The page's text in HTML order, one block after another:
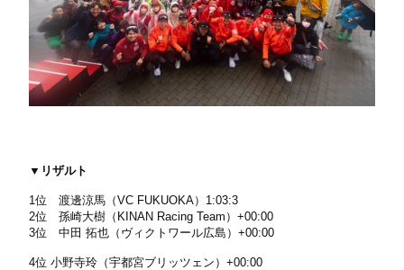
▼リザルト
1位 渡邊涼馬（VC FUKUOKA）1:03:3
2位 孫崎大樹（KINAN Racing Team）+00:00
3位 中田 拓也（ヴィクトワール広島）+00:00
4位 小野寺玲（宇都宮ブリッツェン）+00:00